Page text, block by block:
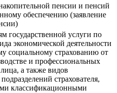
пенсии и пенсий
обеспечению (заявление
государственной услуги по
экономической деятельности
социальному страхованию от
и профессиональных
а также видов
страхователя,
классификационными